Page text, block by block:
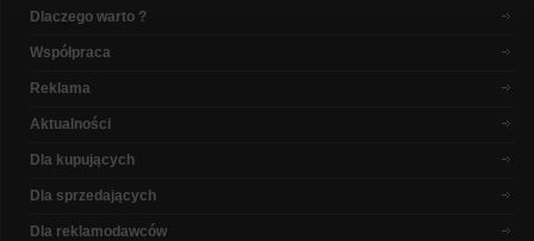
Dlaczego warto ?
Współpraca
Reklama
Aktualności
Dla kupujących
Dla sprzedających
Dla reklamodawców